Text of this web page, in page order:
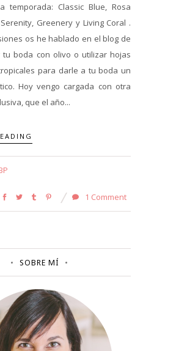
temporada: Classic Blue, Rosa
Greenery y Living Coral .
os he hablado en el blog de
tu boda con olivo o utilizar hojas
para darle a tu boda un
Hoy vengo cargada con otra
que el año...
1 Comment
SOBRE MÍ